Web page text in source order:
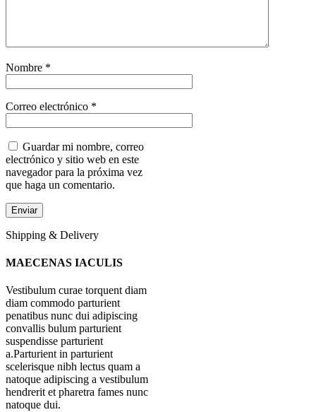
Nombre *
Correo electrónico *
Guardar mi nombre, correo
electrónico y sitio web en este
navegador para la próxima vez
que haga un comentario.
Shipping & Delivery
MAECENAS IACULIS
Vestibulum curae torquent diam
diam commodo parturient
penatibus nunc dui adipiscing
convallis bulum parturient
suspendisse parturient
a.Parturient in parturient
scelerisque nibh lectus quam a
natoque adipiscing a vestibulum
hendrerit et pharetra fames nunc
natoque dui.